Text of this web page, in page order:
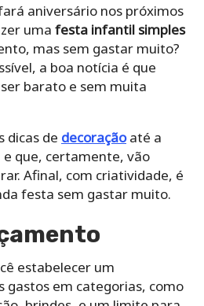
aniversário nos próximos
uma festa infantil simples
mas sem gastar muito?
a boa notícia é que
barato e sem muita
dicas de decoraçãoaté a
e que, certamente, vão
Afinal, com criatividade, é
festa sem gastar muito.
estabelecer um
gastos em categorias, como